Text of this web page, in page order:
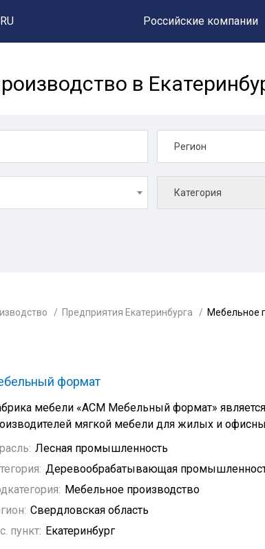
Российские компании
в
Регион
Категория
Предприятия Екатеринбурга Мебельное
формат
мебели «АСМ Мебельный формат»
мягкой мебели для жилых и
Лесная промышленность
Деревообрабатывающая
Мебельное производство
Свердловская область
пункт: Екатеринбург